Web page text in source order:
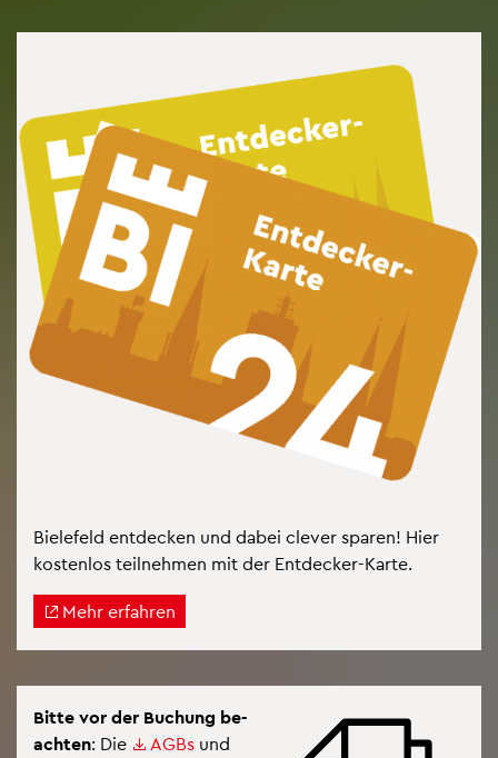
Bie­le­feld ent­de­cken und dabei cle­ver spa­ren! Hier
kos­ten­los teil­neh­men mit der Ent­de­cker-Karte.
Mehr er­fah­ren
Bitte vor der Bu­chung be­
ach­ten: Die AGBs und